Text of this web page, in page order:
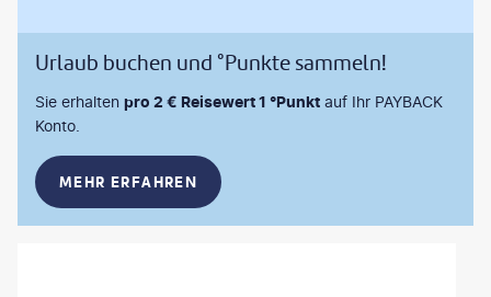
Urlaub buchen und °Punkte sammeln!
Sie erhalten pro 2 € Reisewert 1 °Punkt auf Ihr PAYBACK
Konto.
MEHR ERFAHREN